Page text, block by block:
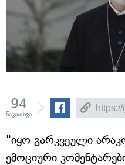
94
წაკითხვა
"იყო გარკვეული
ემოციური